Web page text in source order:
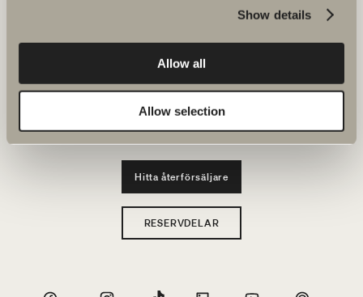
Show details
Allow all
Allow selection
Hållbarhet
Hitta återförsäljare
RESERVDELAR